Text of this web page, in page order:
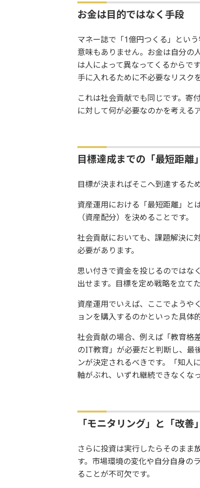
お金は目的ではなく手段
マネー誌で「1億円つくる」とい
意味もありません。お金は自分の
は人によって異なってくるからで
手に入れるために不必要なリスク
これは社会貢献でも同じです。寄
に対して何が必要なのかを考える
目標達成までの「最短距離
目標が決まればそこへ到達するた
資産運用における「最短距離」と
（資産配分）を決めることです。
社会貢献においても、課題解決に
必要があります。
思い付きで資金を投じるのではな
出せます。目標を定め戦略を立て
資産運用でいえば、ここでようや
ョンを購入するのかといった具体
社会貢献の場合、例えば「教育格
のIT教育」が必要だと判断し、最
ンが決定されるべきです。「知人
軸がぶれ、いずれ継続できなくな
「モニタリング」と「改善
さらに投資は実行したらそのまま
す。市場環境の変化や自分自身の
ることが不可欠です。